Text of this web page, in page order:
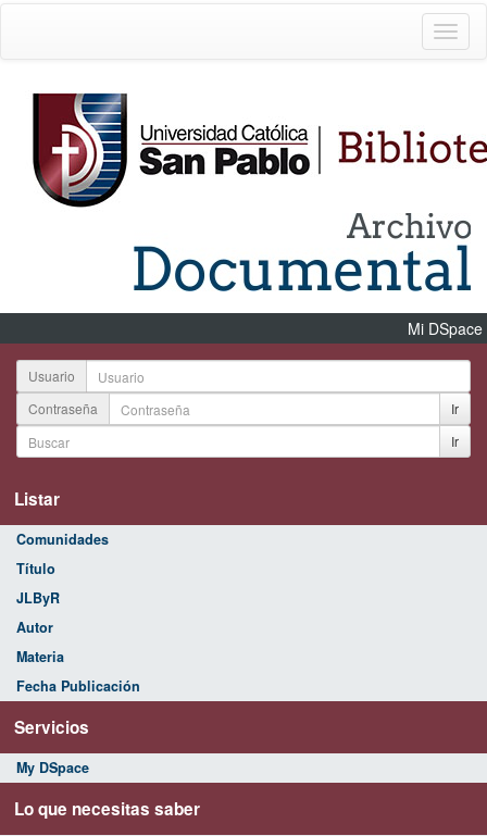
Mi DSpace
Usuario
Contraseña
Ir
Ir
Listar
Comunidades
Título
JLByR
Autor
Materia
Fecha Publicación
Servicios
My DSpace
Lo que necesitas saber